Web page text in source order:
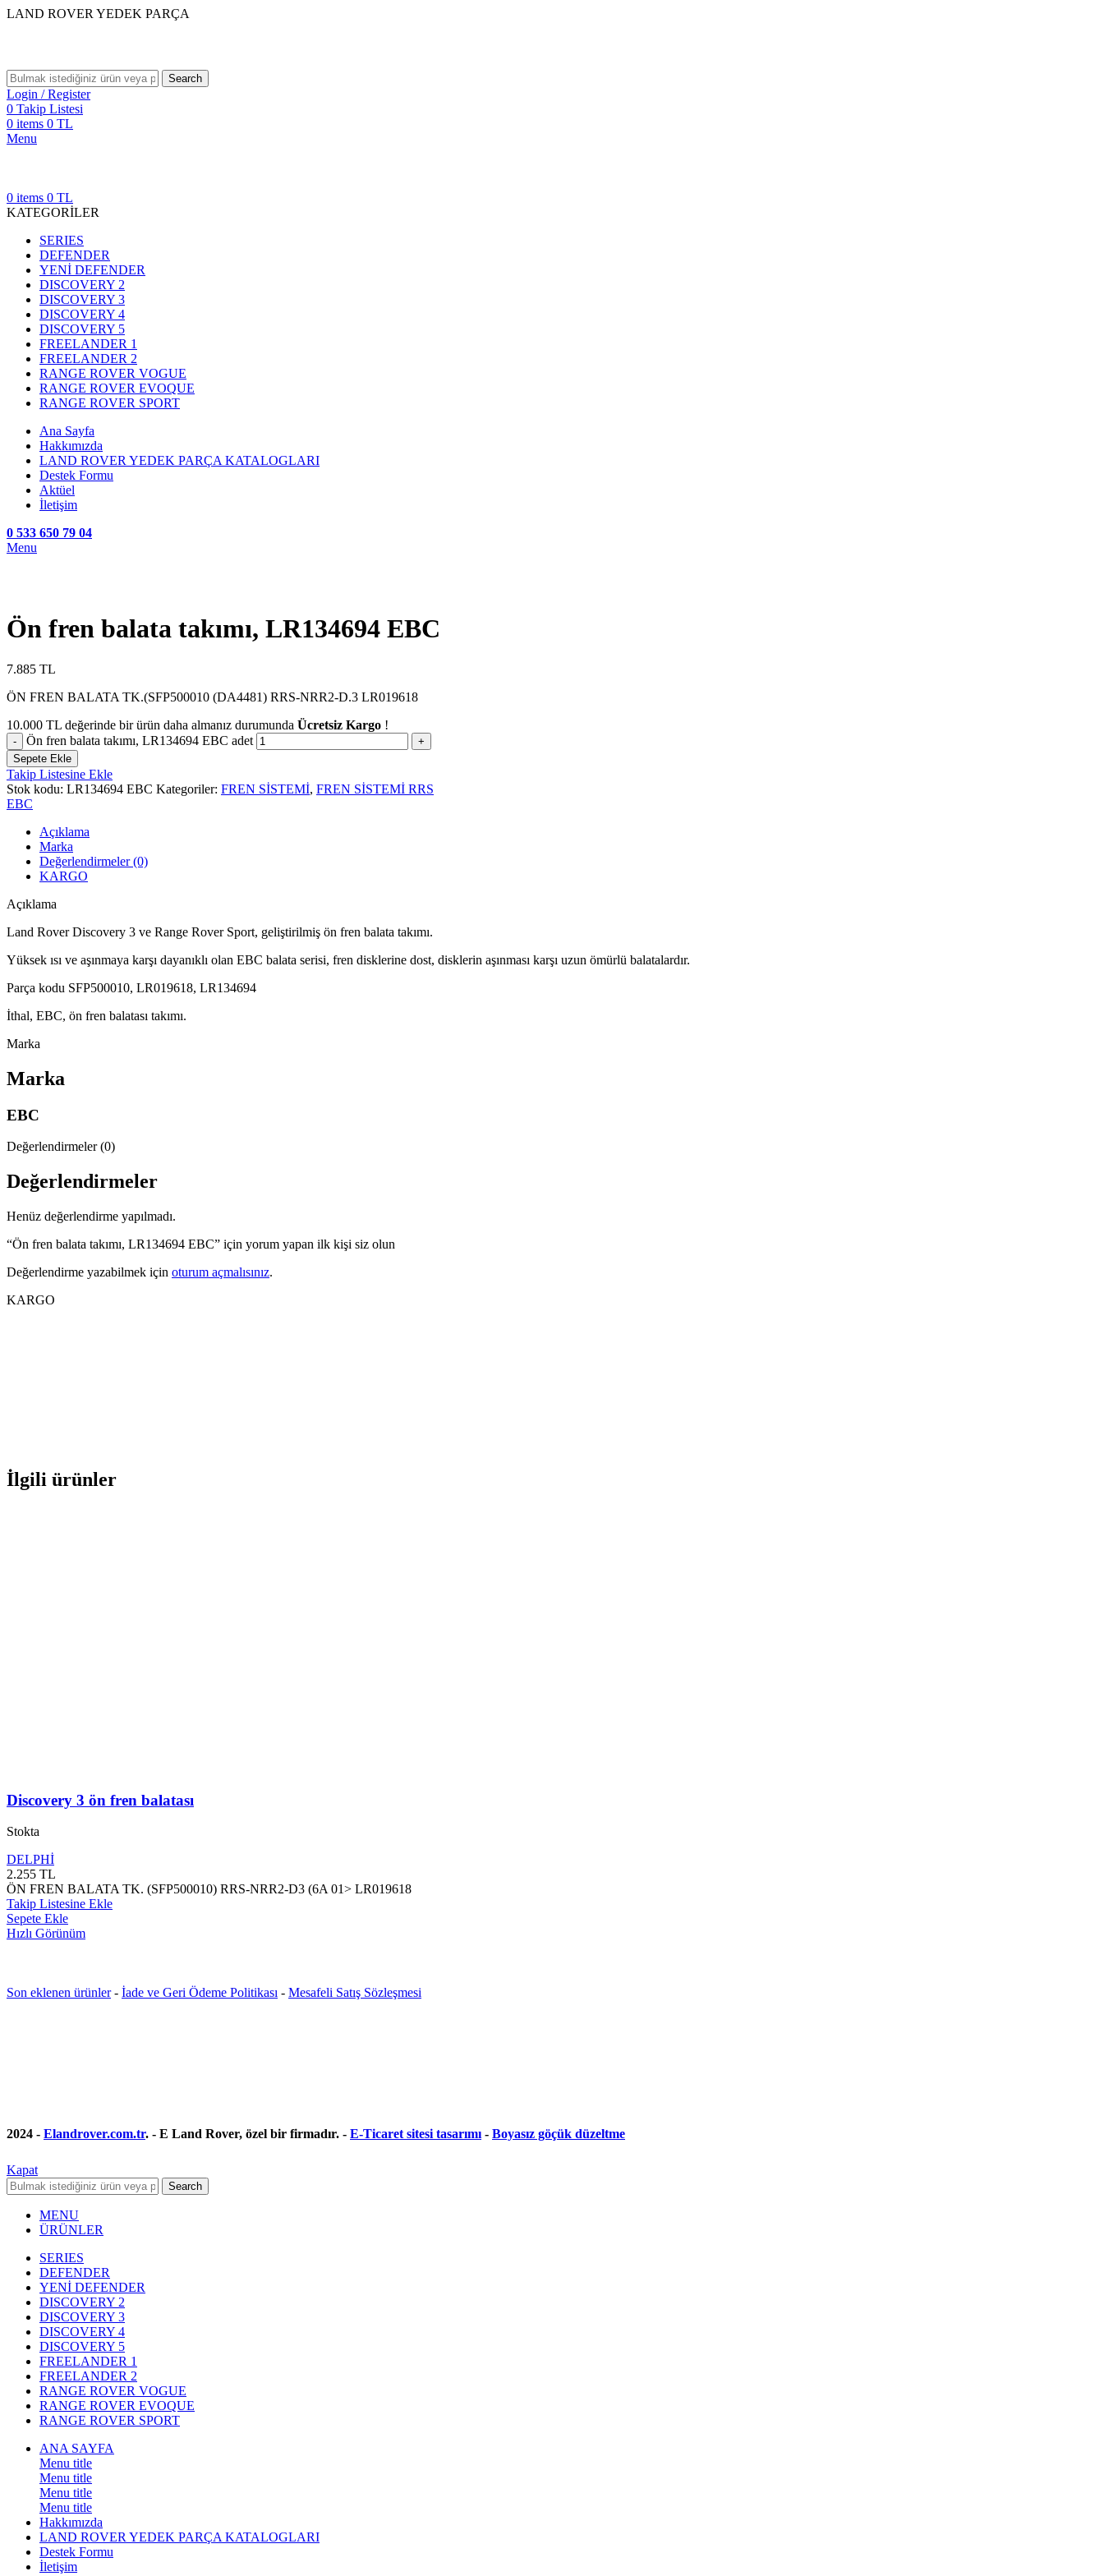
LAND ROVER YEDEK PARÇA
Search
Login / Register
0 Takip Listesi
0 items 0 TL
Menu
0 items 0 TL
KATEGORİLER
SERIES
DEFENDER
YENİ DEFENDER
DISCOVERY 2
DISCOVERY 3
DISCOVERY 4
DISCOVERY 5
FREELANDER 1
FREELANDER 2
RANGE ROVER VOGUE
RANGE ROVER EVOQUE
RANGE ROVER SPORT
Ana Sayfa
Hakkımızda
LAND ROVER YEDEK PARÇA KATALOGLARI
Destek Formu
Aktüel
İletişim
0 533 650 79 04
Menu
Ön fren balata takımı, LR134694 EBC
7.885 TL
ÖN FREN BALATA TK.(SFP500010 (DA4481) RRS-NRR2-D.3 LR019618
10.000 TL değerinde bir ürün daha almanız durumunda Ücretsiz Kargo !
Ön fren balata takımı, LR134694 EBC adet
Sepete Ekle
Takip Listesine Ekle
Stok kodu: LR134694 EBC Kategoriler: FREN SİSTEMİ, FREN SİSTEMİ RRS
EBC
Açıklama
Marka
Değerlendirmeler (0)
KARGO
Açıklama
Land Rover Discovery 3 ve Range Rover Sport, geliştirilmiş ön fren balata takımı.
Yüksek ısı ve aşınmaya karşı dayanıklı olan EBC balata serisi, fren disklerine dost, disklerin aşınması karşı uzun ömürlü balatalardır.
Parça kodu SFP500010, LR019618, LR134694
İthal, EBC, ön fren balatası takımı.
Marka
Marka
EBC
Değerlendirmeler (0)
Değerlendirmeler
Henüz değerlendirme yapılmadı.
“Ön fren balata takımı, LR134694 EBC” için yorum yapan ilk kişi siz olun
Değerlendirme yazabilmek için oturum açmalısınız.
KARGO
İlgili ürünler
Discovery 3 ön fren balatası
Stokta
DELPHİ
2.255 TL
ÖN FREN BALATA TK. (SFP500010) RRS-NRR2-D3 (6A 01> LR019618
Takip Listesine Ekle
Sepete Ekle
Hızlı Görünüm
Son eklenen ürünler- İade ve Geri Ödeme Politikası - Mesafeli Satış Sözleşmesi
2024 - Elandrover.com.tr. - E Land Rover, özel bir firmadır. - E-Ticaret sitesi tasarımı- Boyasız göçük düzeltme
Kapat
Search
MENU
ÜRÜNLER
SERIES
DEFENDER
YENİ DEFENDER
DISCOVERY 2
DISCOVERY 3
DISCOVERY 4
DISCOVERY 5
FREELANDER 1
FREELANDER 2
RANGE ROVER VOGUE
RANGE ROVER EVOQUE
RANGE ROVER SPORT
ANA SAYFA
Menu title
Menu title
Menu title
Menu title
Hakkımızda
LAND ROVER YEDEK PARÇA KATALOGLARI
Destek Formu
İletişim